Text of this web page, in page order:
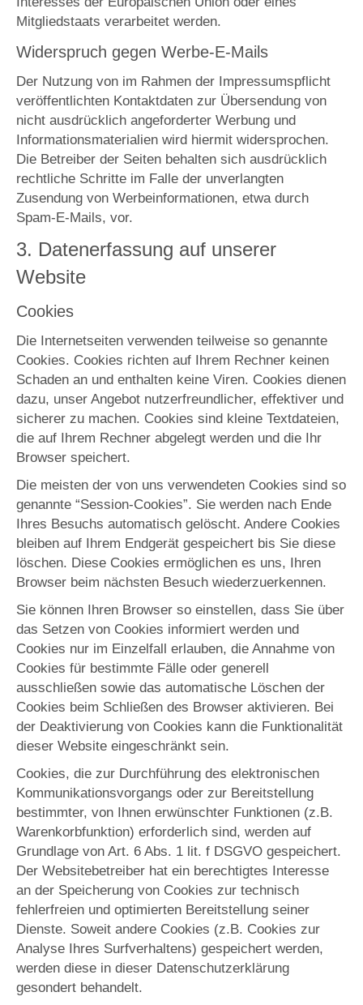
Mitgliedstaats verarbeitet werden.
Widerspruch gegen Werbe-E-Mails
Der Nutzung von im Rahmen der Impressumspflicht
veröffentlichten Kontaktdaten zur Übersendung von
nicht ausdrücklich angeforderter Werbung und
Informationsmaterialien wird hiermit widersprochen.
Die Betreiber der Seiten behalten sich ausdrücklich
rechtliche Schritte im Falle der unverlangten
Zusendung von Werbeinformationen, etwa durch
Spam-E-Mails, vor.
3. Datenerfassung auf unserer
Website
Cookies
Die Internetseiten verwenden teilweise so genannte
Cookies. Cookies richten auf Ihrem Rechner keinen
Schaden an und enthalten keine Viren. Cookies dienen
dazu, unser Angebot nutzerfreundlicher, effektiver und
sicherer zu machen. Cookies sind kleine Textdateien,
die auf Ihrem Rechner abgelegt werden und die Ihr
Browser speichert.
Die meisten der von uns verwendeten Cookies sind so
genannte “Session-Cookies”. Sie werden nach Ende
Ihres Besuchs automatisch gelöscht. Andere Cookies
bleiben auf Ihrem Endgerät gespeichert bis Sie diese
löschen. Diese Cookies ermöglichen es uns, Ihren
Browser beim nächsten Besuch wiederzuerkennen.
Sie können Ihren Browser so einstellen, dass Sie über
das Setzen von Cookies informiert werden und
Cookies nur im Einzelfall erlauben, die Annahme von
Cookies für bestimmte Fälle oder generell
ausschließen sowie das automatische Löschen der
Cookies beim Schließen des Browser aktivieren. Bei
der Deaktivierung von Cookies kann die Funktionalität
dieser Website eingeschränkt sein.
Cookies, die zur Durchführung des elektronischen
Kommunikationsvorgangs oder zur Bereitstellung
bestimmter, von Ihnen erwünschter Funktionen (z.B.
Warenkorbfunktion) erforderlich sind, werden auf
Grundlage von Art. 6 Abs. 1 lit. f DSGVO gespeichert.
Der Websitebetreiber hat ein berechtigtes Interesse
an der Speicherung von Cookies zur technisch
fehlerfreien und optimierten Bereitstellung seiner
Dienste. Soweit andere Cookies (z.B. Cookies zur
Analyse Ihres Surfverhaltens) gespeichert werden,
werden diese in dieser Datenschutzerklärung
gesondert behandelt.